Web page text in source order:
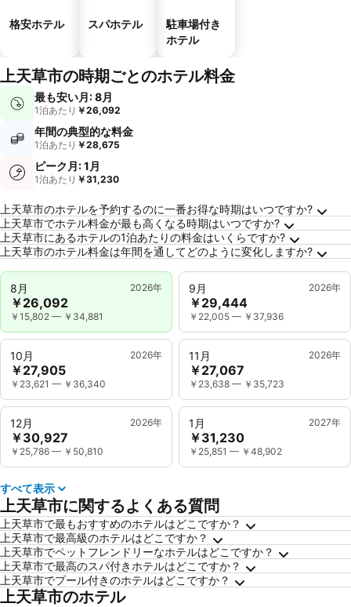
格安ホテル スパホテル
駐車場付き
ホテル
上天草市の時期ごとのホテル料金
最も安い月: 8月
1泊あたり ￥26,092
年間の典型的な料金
1泊あたり ￥28,675
ピーク月: 1月
1泊あたり ￥31,230
上天草市に関するよくある質問
上天草市のホテルを予約するのに一番お得な時期はいつですか?
上天草市でホテル料金が最も高くなる時期はいつですか?
上天草市にあるホテルの1泊あたりの料金はいくらですか?
上天草市のホテル料金は年間を通してどのように変化しますか?
8月 2026年
￥26,092
￥15,802 — ￥34,881
9月 2026年
￥29,444
￥22,005 — ￥37,936
10月 2026年
￥27,905
￥23,621 — ￥36,340
11月 2026年
￥27,067
￥23,638 — ￥35,723
12月 2026年
￥30,927
￥25,786 — ￥50,810
1月 2027年
￥31,230
￥25,851 — ￥48,902
すべて表示
上天草市に関するよくある質問
上天草市で最もおすすめのホテルはどこですか？
上天草市で最高級のホテルはどこですか？
上天草市でペットフレンドリーなホテルはどこですか？
上天草市で最高のスパ付きホテルはどこですか？
上天草市でプール付きのホテルはどこですか？
上天草市のホテル